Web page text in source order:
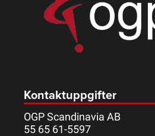
Kontaktuppgifter
OGP Scandinavia AB
55 65 61-5597